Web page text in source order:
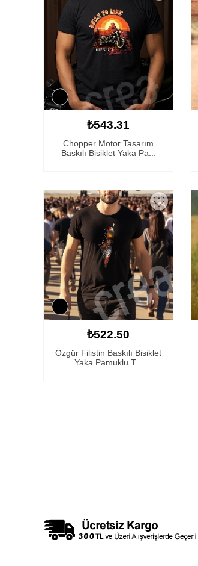
₺543.31
Chopper Motor Tasarım
Baskılı Bisiklet Yaka Pa...
₺522.50
Özgür Filistin Baskılı Bisiklet
Yaka Pamuklu T...